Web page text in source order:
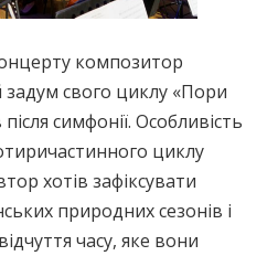
композитор
задум свого циклу «Пори
симфонії. Особливість
циклу
хотів зафіксувати
природних сезонів і
часу, яке вони